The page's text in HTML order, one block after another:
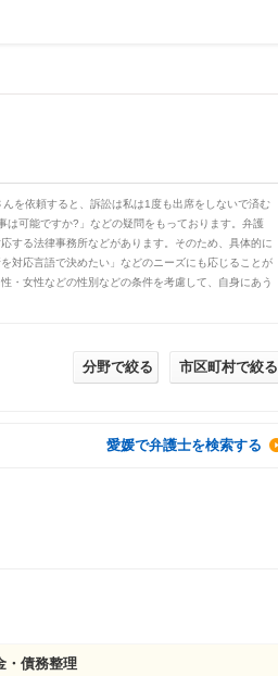
を依頼すると、訴訟は私は1度も出席をしないで済む
は可能ですか?」などの疑問をもっております。弁護
する法律事務所などがあります。そのため、具体的に
対応言語で決めたい」などのニーズにも応じることが
・女性などの性別などの条件を考慮して、自身にあう
市区町村で絞る
分野で絞る
愛媛で弁護士を検索する
・債務整理